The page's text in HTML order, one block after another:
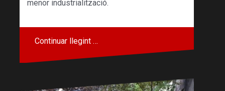
menor industrialització.
Continuar llegint …